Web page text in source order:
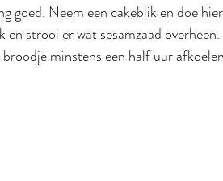
goed. Neem een cakeblik en doe
en strooi er wat sesamzaad
minstens een half uur